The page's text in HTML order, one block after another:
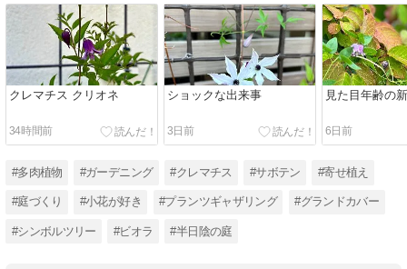
クレマチス クリオネ
34時間前
ショックな出来事
3日前
見た目年齢の
6日前
#多肉植物 #ガーデニング #クレマチス #サボテン #寄せ植え
#庭づくり #小花が好き #プランツギャザリング #グランドカバー
#シンボルツリー #ビオラ #半日陰の庭